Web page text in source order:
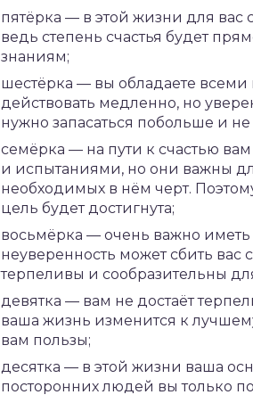
пятёрка — в этой жизни для
ведь степень счастья будет
знаниям;
шестёрка — вы обладаете
действовать медленно, но
нужно запасаться побольше и
семёрка — на пути к счастью
и испытаниями, но они важны
необходимых в нём черт.
цель будет достигнута;
восьмёрка — очень важно
неуверенность может сбить вас
терпеливы и сообразительны
девятка — вам не достаёт
ваша жизнь изменится к
вам пользы;
десятка — в этой жизни ваша
посторонних людей вы только